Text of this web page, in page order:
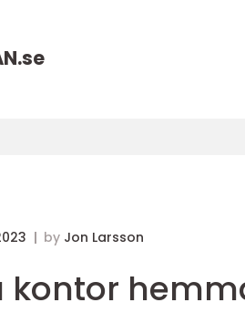
se
by Jon Larsson
kontor